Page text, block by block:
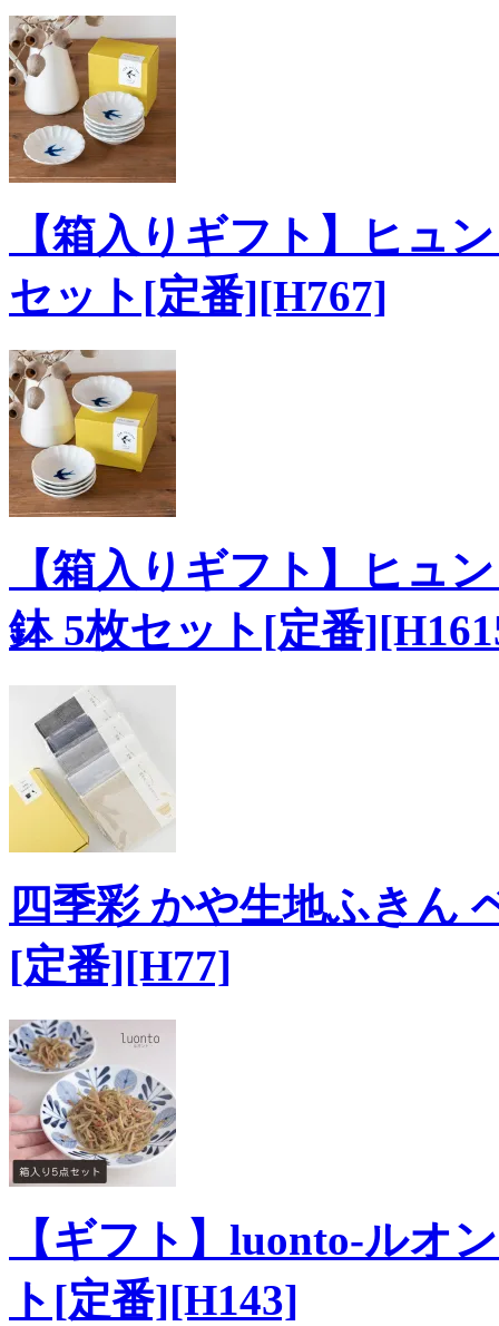
【箱入りギフト】ヒュ
セット[定番][H767]
【箱入りギフト】ヒュ
鉢 5枚セット[定番
四季彩 かや生地ふきん
[定番][H77]
【ギフト】luonto-ルオ
ト[定番][H143]